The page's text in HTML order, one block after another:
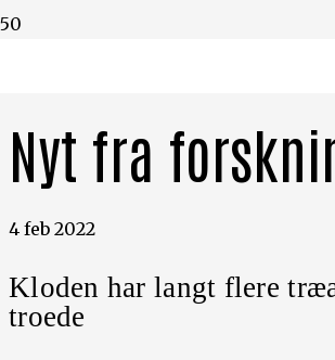
Nyt fra
4 feb 2022
Kloden har langt flere
troede